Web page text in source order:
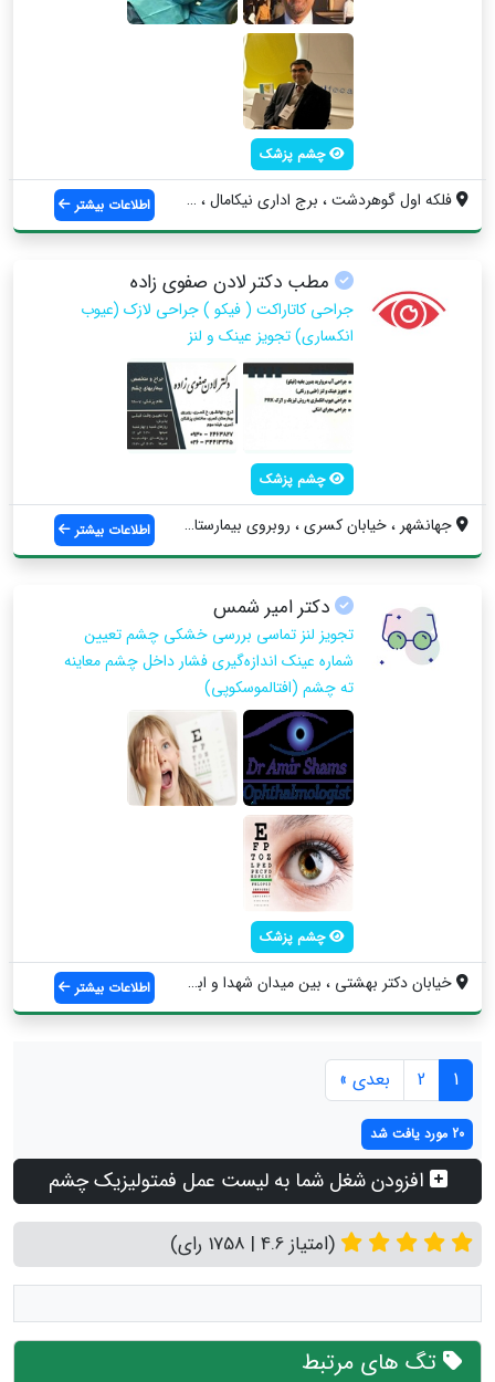
چشم پزشک
فلکه اول گوهردشت ، برج اداری نیکامال ، ط... اطلاعات بیشتر
مطب دکتر لادن صفوی زاده
جراحی کاتاراکت ( فیکو ) جراحی لازک (عیوب
انکساری) تجویز عینک و لنز
چشم پزشک
جهانشهر ، خیابان کسری ، روبروی بیمارستان... اطلاعات بیشتر
دکتر امیر شمس
تجویز لنز تماسی بررسی خشکی چشم تعیین
شماره عینک اندازه‌گیری فشار داخل چشم معاینه
ته چشم (افتالموسکوپی)
چشم پزشک
خیابان دکتر بهشتی ، بین میدان شهدا و ابت... اطلاعات بیشتر
1
2 بعدی »
20 مورد یافت شد
افزودن شغل شما به لیست عمل فمتولیزیک چشم
(امتیاز 4.6 | 1758 رای)
تگ های مرتبط